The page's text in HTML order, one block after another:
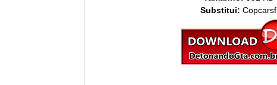
Substitui: Copcarsf